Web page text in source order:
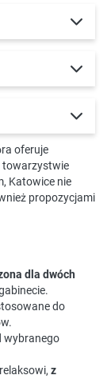
oferuje
towarzystwie
Katowice nie
propozycjami
dla dwóch
do
wybranego
z